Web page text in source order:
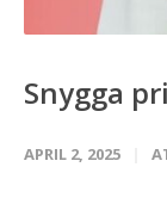
Snygga
APRIL 2, 2025